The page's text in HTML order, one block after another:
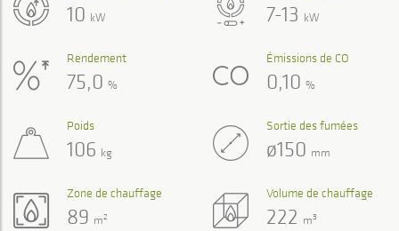
7-13 kW
10 kW
Rendement
75,0 %
Émissions de CO
0,10 %
Volume de chauffage
222 m3
Zone de chauffage
89 m2
Poids
106 kg
Sortie des fumées
ø150 mm